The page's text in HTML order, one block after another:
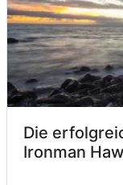
Die
Ironman